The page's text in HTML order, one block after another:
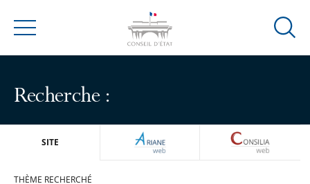
Menu
Ouvrir
Recherche :
SITE ARIANEWEB
THÈME RECHERCHÉ